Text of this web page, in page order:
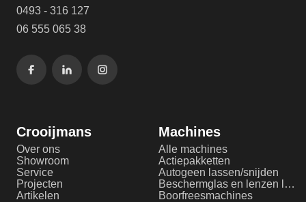
0493 - 316 127
06 555 065 38
Crooijmans
Over ons
Showroom
Service
Projecten
Artikelen
Machines
Alle machines
Actiepakketten
Autogeen lassen/snijden
Beschermglas en lenzen laserlassen
Boorfreesmachines